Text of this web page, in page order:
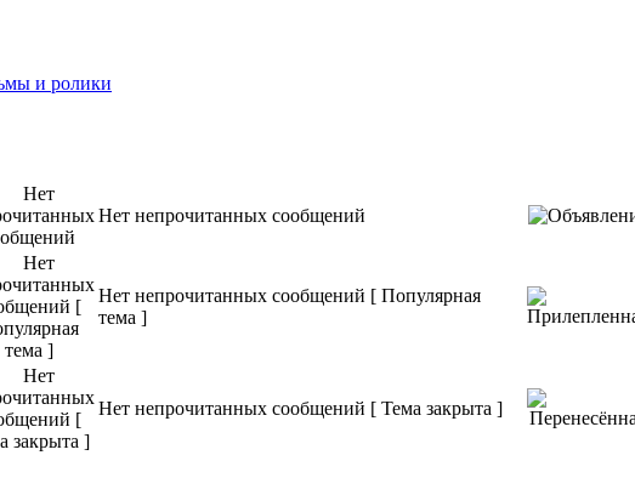
и ролики
Нет непрочитанных сообщений
Нет непрочитанных сообщений [ Популярная
тема ]
Нет непрочитанных сообщений [ Тема закрыта ]